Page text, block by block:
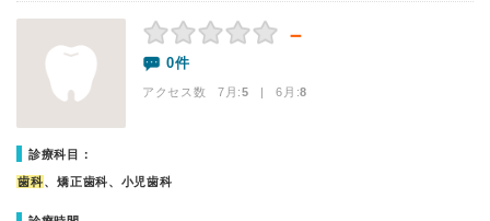
－
0件
アクセス数 7月:5 | 6月:8
診療科目：
歯科、矯正歯科、小児歯科